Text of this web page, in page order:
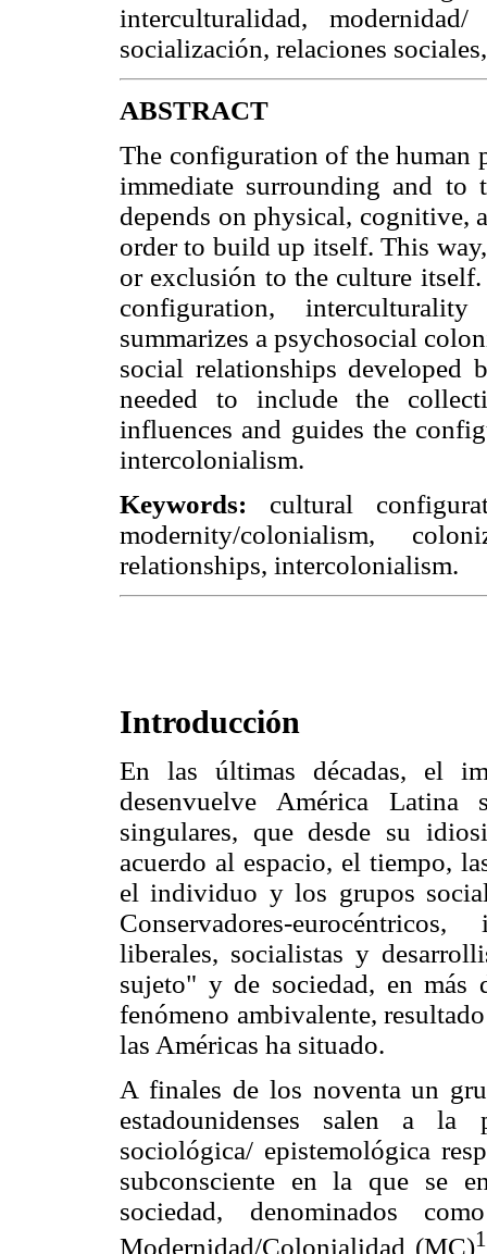
interculturalidad,
socialización, relaciones
ABSTRACT
The configuration of the human
immediate surrounding and
depends on physical, cognitive,
order to build up itself. This
or exclusión to the culture
configuration,
summarizes a psychosocial
social relationships
needed to include the
influences and guides the
intercolonialism.
Keywords: cultural
modernity/colonialism,
relationships, intercolonialism.
Introducción
En las últimas décadas, el
desenvuelve América Latina
singulares, que desde su
acuerdo al espacio, el tiempo,
el individuo y los grupos
Conservadores-
liberales, socialistas y
sujeto" y de sociedad, en más
fenómeno ambivalente,
las Américas ha situado.
A finales de los noventa un
estadounidenses salen a la
sociológica/ epistemológica
subconsciente en la que se
sociedad, denominados
Modernidad/Colonialidad (MC)1